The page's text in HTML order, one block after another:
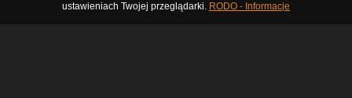
ustawieniach Twojej przeglądarki. RODO - Informacje